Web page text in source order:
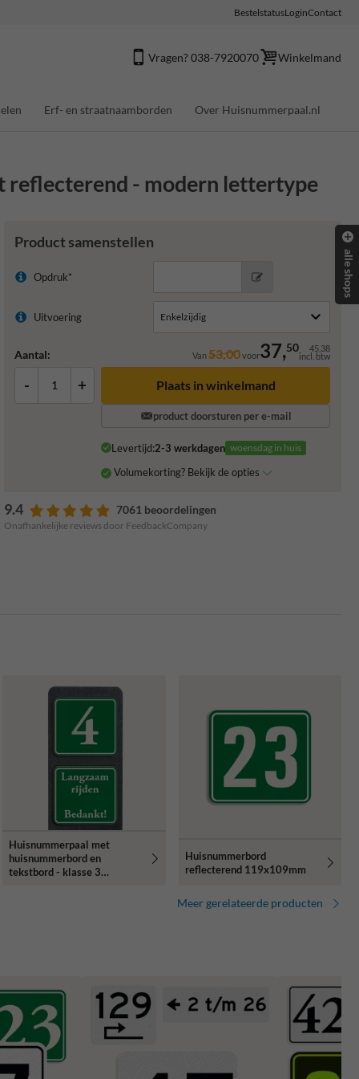
BestelstatusLoginContact
Vragen? 038-7920070 Winkelmand
Erf- en straatnaamborden Over Huisnummerpaal.nl
reflecterend - modern lettertype
Product samenstellen
Opdruk*
Uitvoering
Aantal: Van53,00voor37,50 45,38
incl. btw
- + Plaats in winkelmand
product doorsturen per e-mail
Levertijd:2-3 werkdagen woensdag in huis
Volumekorting? Bekijk de opties
9.4 7061 beoordelingen
Onafhankelijke reviews door FeedbackCompany
Huisnummerpaal met
huisnummerbord en
tekstbord - klasse 3
Huisnummerbord
reflecterend 119x109mm
Meer gerelateerde producten
alle shops